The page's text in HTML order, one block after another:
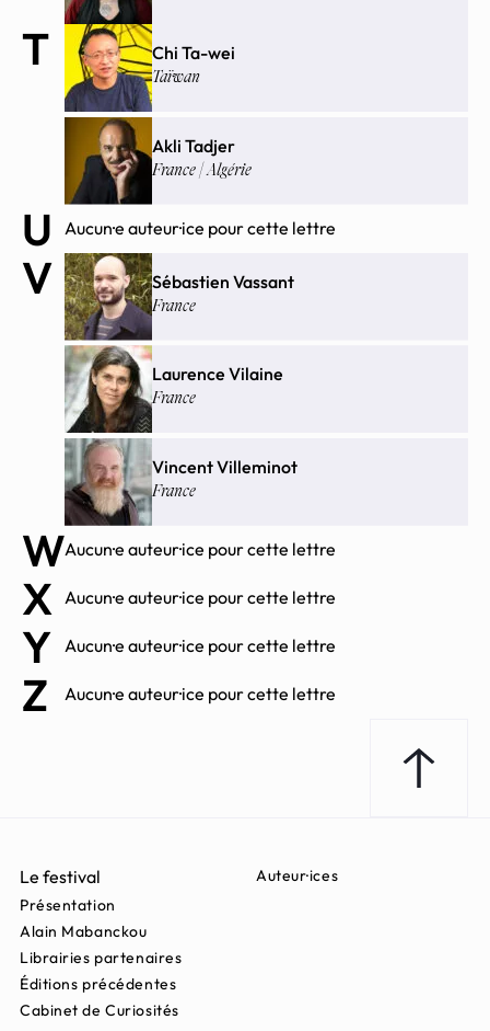
T Chi Ta-wei
Taïwan
Akli Tadjer
France | Algérie
U Aucun·e auteur·ice pour cette lettre
V Sébastien Vassant
France
Laurence Vilaine
France
Vincent Villeminot
France
WAucun·e auteur·ice pour cette lettre
X Aucun·e auteur·ice pour cette lettre
Y Aucun·e auteur·ice pour cette lettre
Z Aucun·e auteur·ice pour cette lettre
Le festival
Présentation
Alain Mabanckou
Librairies partenaires
Éditions précédentes
Cabinet de Curiosités
Auteur·ices